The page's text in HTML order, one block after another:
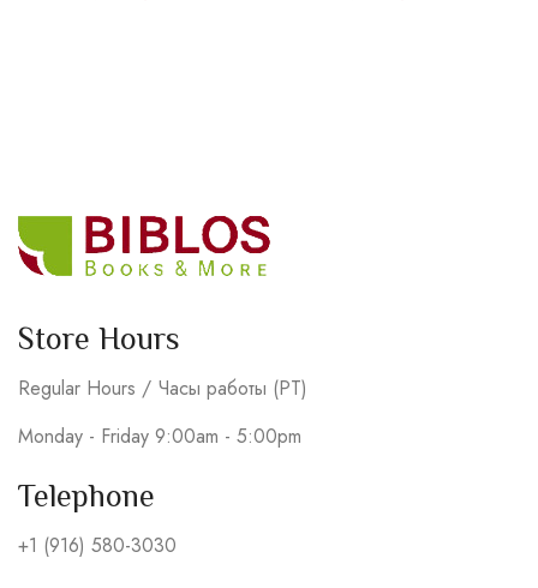
Store Hours
Regular Hours / Часы работы (PT)
Monday - Friday 9:00am - 5:00pm
Telephone
+1 (916) 580-3030